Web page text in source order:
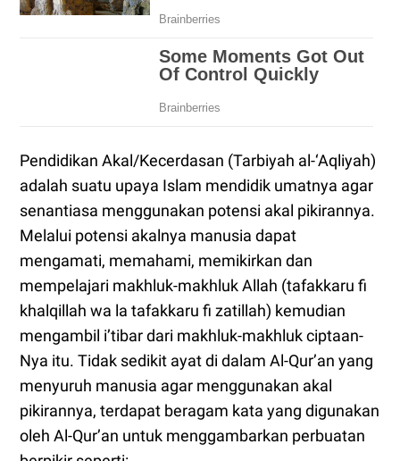
Pendidikan Akal/Kecerdasan (Tarbiyah al-‘Aqliyah)
adalah suatu upaya Islam mendidik umatnya agar
senantiasa menggunakan potensi akal pikirannya.
Melalui potensi akalnya manusia dapat
mengamati, memahami, memikirkan dan
mempelajari makhluk-makhluk Allah (tafakkaru fi
khalqillah wa la tafakkaru fi zatillah) kemudian
mengambil i’tibar dari makhluk-makhluk ciptaan-
Nya itu. Tidak sedikit ayat di dalam Al-Qur’an yang
menyuruh manusia agar menggunakan akal
pikirannya, terdapat beragam kata yang digunakan
oleh Al-Qur’an untuk menggambarkan perbuatan